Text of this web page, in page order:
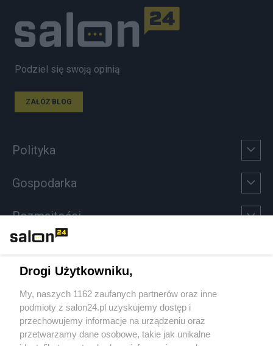
Podziel się swoją opinią
ZAŁÓŻ BLOG
Polityka
Gospodarka
Rozmaitości
Sport
Społeczeństwo
Drogi Użytkowniku,
My, naszych 1162 zaufanych partnerów oraz inne
podmioty z salon24.pl uzyskujemy dostęp i
przechowujemy informacje na urządzeniu oraz
przetwarzamy dane osobowe, takie jak unikalne